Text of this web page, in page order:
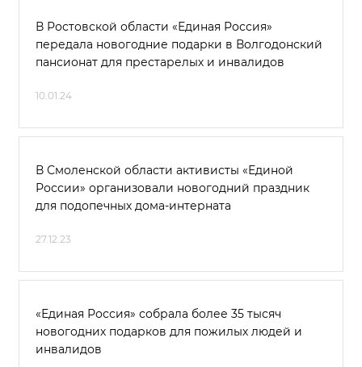
В Ростовской области «Единая Россия»
передала новогодние подарки в Волгодонский
пансионат для престарелых и инвалидов
10.01.24
В Смоленской области активисты «Единой
России» организовали новогодний праздник
для подопечных дома-интерната
27.12.23
«Единая Россия» собрала более 35 тысяч
новогодних подарков для пожилых людей и
инвалидов